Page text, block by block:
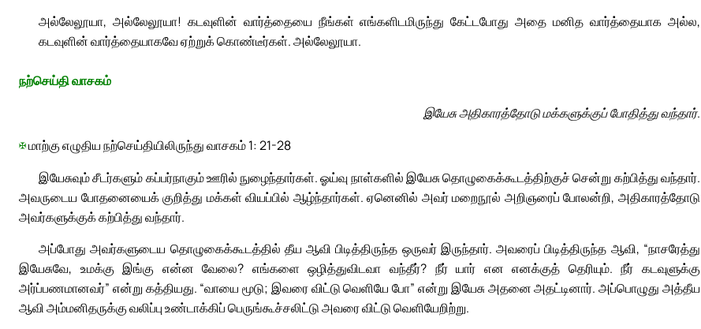
அல்லேலூயா, அல்லேலூயா! கடவுளின் வார்த்தையை நீங்கள் எங்களிடமிருந்து கேட்டபோது அதை மனித வார்த்தையாக அல்ல,
கடவுளின் வார்த்தையாகவே ஏற்றுக் கொண்டீர்கள். அல்லேலூயா.
நற்செய்தி வாசகம்
இயேசு அதிகாரத்தோடு மக்களுக்குப் போதித்து வந்தார்.
✠மாற்கு எழுதிய நற்செய்தியிலிருந்து வாசகம் 1: 21-28
இயேசுவும் சீடர்களும் கப்பர்நாகும் ஊரில் நுழைந்தார்கள். ஓய்வு நாள்களில் இயேசு தொழுகைக்கூடத்திற்குச் சென்று கற்பித்து வந்தார்.
அவருடைய போதனையைக் குறித்து மக்கள் வியப்பில் ஆழ்ந்தார்கள். ஏனெனில் அவர் மறைநூல் அறிஞரைப் போலன்றி, அதிகாரத்தோடு
அவர்களுக்குக் கற்பித்து வந்தார்.
அப்போது அவர்களுடைய தொழுகைக்கூடத்தில் தீய ஆவி பிடித்திருந்த ஒருவர் இருந்தார். அவரைப் பிடித்திருந்த ஆவி, “நாசரேத்து
இயேசுவே, உமக்கு இங்கு என்ன வேலை? எங்களை ஒழித்துவிடவா வந்தீர்? நீர் யார் என எனக்குத் தெரியும். நீர் கடவுளுக்கு
அர்ப்பணமானவர்” என்று கத்தியது. “வாயை மூடு; இவரை விட்டு வெளியே போ” என்று இயேசு அதனை அதட்டினார். அப்பொழுது அத்தீய
ஆவி அம்மனிதருக்கு வலிப்பு உண்டாக்கிப் பெருங்கூச்சலிட்டு அவரை விட்டு வெளியேறிற்று.